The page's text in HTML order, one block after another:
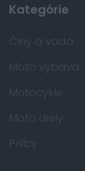
Kategórie
Člny a voda
Moto výbava
Motocykle
Moto diely
Prilby